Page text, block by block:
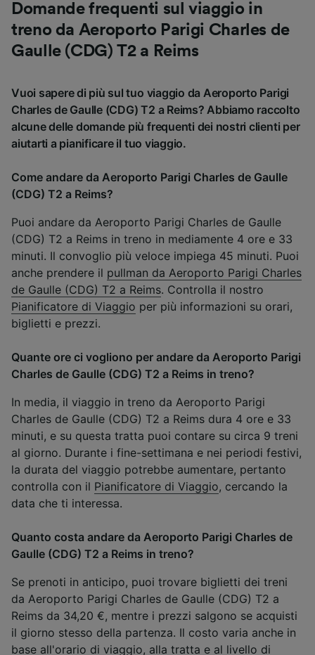
Domande frequenti sul viaggio in
treno da Aeroporto Parigi Charles de
Gaulle (CDG) T2 a Reims
Vuoi sapere di più sul tuo viaggio da Aeroporto Parigi
Charles de Gaulle (CDG) T2 a Reims? Abbiamo raccolto
alcune delle domande più frequenti dei nostri clienti per
aiutarti a pianificare il tuo viaggio.
Come andare da Aeroporto Parigi Charles de Gaulle
(CDG) T2 a Reims?
Puoi andare da Aeroporto Parigi Charles de Gaulle
(CDG) T2 a Reims in treno in mediamente 4 ore e 33
minuti. Il convoglio più veloce impiega 45 minuti. Puoi
anche prendere il pullman da Aeroporto Parigi Charles
de Gaulle (CDG) T2 a Reims. Controlla il nostro
Pianificatore di Viaggio per più informazioni su orari,
biglietti e prezzi.
Quante ore ci vogliono per andare da Aeroporto Parigi
Charles de Gaulle (CDG) T2 a Reims in treno?
In media, il viaggio in treno da Aeroporto Parigi
Charles de Gaulle (CDG) T2 a Reims dura 4 ore e 33
minuti, e su questa tratta puoi contare su circa 9 treni
al giorno. Durante i fine-settimana e nei periodi festivi,
la durata del viaggio potrebbe aumentare, pertanto
controlla con il Pianificatore di Viaggio, cercando la
data che ti interessa.
Quanto costa andare da Aeroporto Parigi Charles de
Gaulle (CDG) T2 a Reims in treno?
Se prenoti in anticipo, puoi trovare biglietti dei treni
da Aeroporto Parigi Charles de Gaulle (CDG) T2 a
Reims da 34,20 €, mentre i prezzi salgono se acquisti
il giorno stesso della partenza. Il costo varia anche in
base all'orario di viaggio, alla tratta e al livello di